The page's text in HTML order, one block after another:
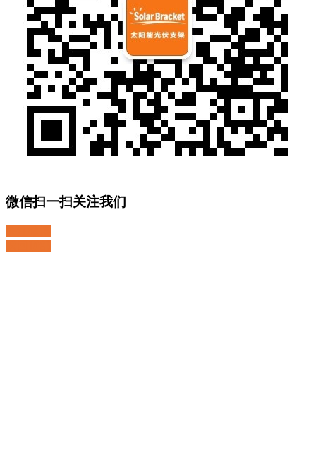
微信扫一扫关注我们